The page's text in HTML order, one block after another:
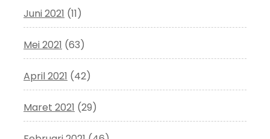
Juni 2021 (11)
Mei 2021 (63)
April 2021 (42)
Maret 2021 (29)